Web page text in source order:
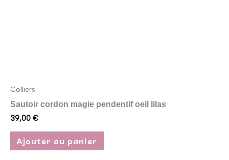
Colliers
Sautoir cordon magie pendentif oeil lilas
39,00 €
Ajouter au panier